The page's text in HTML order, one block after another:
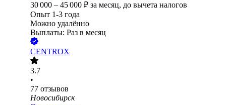
30 000 – 45 000 ₽ за месяц, до вычета налогов
Опыт 1-3 года
Можно удалённо
Выплаты: Раз в месяц
CENTROX
3.7
•
77 отзывов
Новосибирск